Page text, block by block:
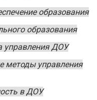
образования
образования
управления ДОУ
методы управления
в ДОУ